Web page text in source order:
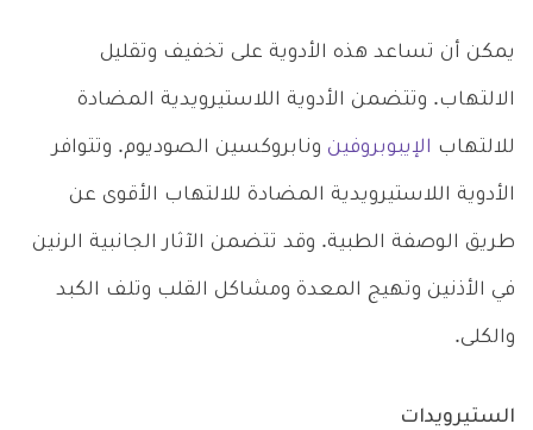
يمكن أن تساعد هذه الأدوية على تخفيف وتقليل
الالتهاب. وتتضمن الأدوية اللاستيرويدية المضادة
للالتهاب الإيبوبروفين ونابروكسين الصوديوم. وتتوافر
الأدوية اللاستيرويدية المضادة للالتهاب الأقوى عن
طريق الوصفة الطبية. وقد تتضمن الآثار الجانبية الرنين
في الأذنين وتهيج المعدة ومشاكل القلب وتلف الكبد
والكلى.
الستيرويدات